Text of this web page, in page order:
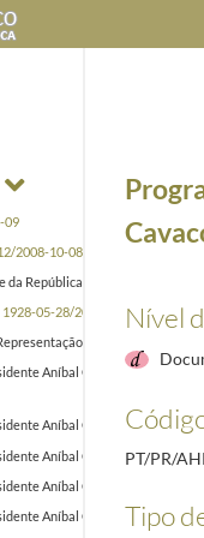
09
2008-10-08
da República
1928-05-28/2006-03-08
Programas. 2007
Aníbal Cavaco Silva por
Aníbal Cavaco Silva, e
Aníbal Cavaco Silva por
Aníbal Cavaco Silva por
Aníbal Cavaco Silva por
Nível
PT/PR/
Tipo